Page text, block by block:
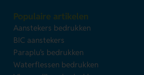
Populaire artikelen
Aanstekers bedrukken
BIC aanstekers
Paraplu's bedrukken
Waterflessen bedrukken